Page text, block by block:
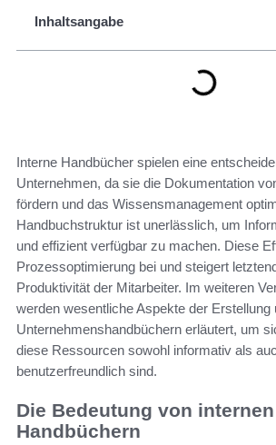
Inhaltsangabe
Interne Handbücher spielen eine
Unternehmen, da sie die Dokumentation
fördern und das Wissensmanagement
Handbuchstruktur ist unerlässlich, um
und effizient verfügbar zu machen. Diese
Prozessoptimierung bei und steigert
Produktivität der Mitarbeiter. Im weiteren
werden wesentliche Aspekte der Erstellung
Unternehmenshandbüchern erläutert, um
diese Ressourcen sowohl informativ als
benutzerfreundlich sind.
Die Bedeutung von internen
Handbüchern